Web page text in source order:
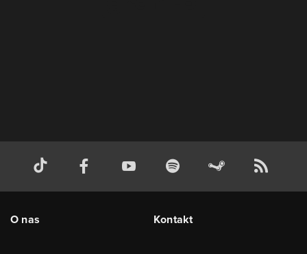
O nas Kontakt